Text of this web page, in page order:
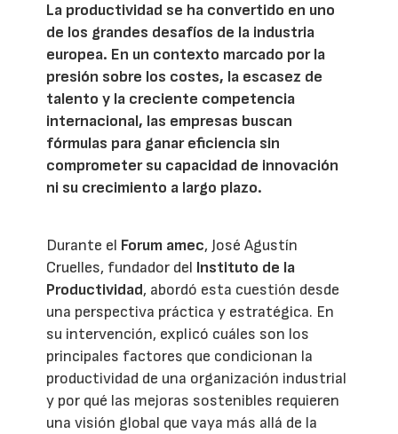
La productividad se ha convertido en uno
de los grandes desafíos de la industria
europea. En un contexto marcado por la
presión sobre los costes, la escasez de
talento y la creciente competencia
internacional, las empresas buscan
fórmulas para ganar eficiencia sin
comprometer su capacidad de innovación
ni su crecimiento a largo plazo.
Durante el Forum amec, José Agustín
Cruelles, fundador del Instituto de la
Productividad, abordó esta cuestión desde
una perspectiva práctica y estratégica. En
su intervención, explicó cuáles son los
principales factores que condicionan la
productividad de una organización industrial
y por qué las mejoras sostenibles requieren
una visión global que vaya más allá de la